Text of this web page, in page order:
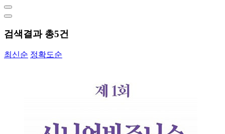
검색결과 총5건
최신순 정확도순